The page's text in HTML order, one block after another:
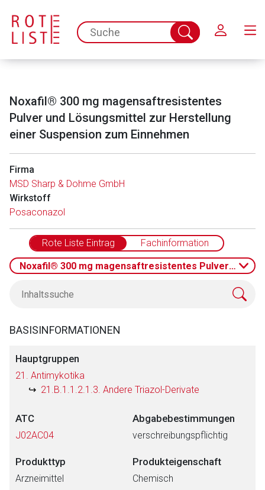
spc.search.input.placeholder
Suche
abschicken
Noxafil® 300 mg magensaftresistentes
Pulver und Lösungsmittel zur Herstellung
einer Suspension zum Einnehmen
Firma
MSD Sharp & Dohme GmbH
Wirkstoff
Posaconazol
Rote Liste Eintrag Fachinformation
Noxafil® 300 mg magensaftresistentes Pulver und
BASISINFORMATIONEN
Hauptgruppen
21. Antimykotika
21.B.1.1.2.1.3. Andere Triazol-Derivate
ATC
J02AC04
Abgabebestimmungen
verschreibungspflichtig
Produkttyp
Arzneimittel
Produkteigenschaft
Chemisch